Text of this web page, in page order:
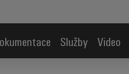
Služby Video